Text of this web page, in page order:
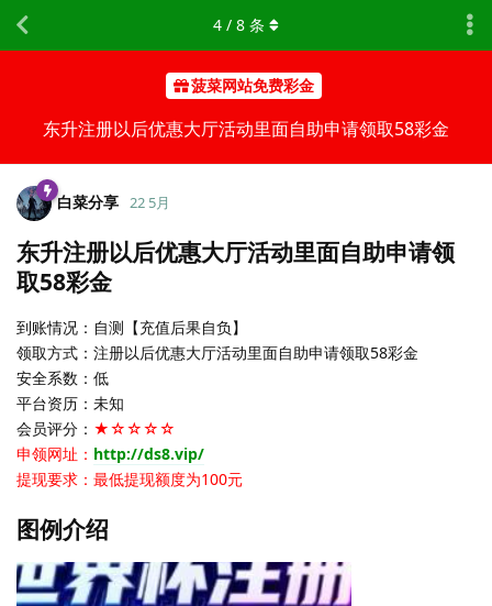
菠菜网站免费彩金
东升注册以后优惠大厅活动里面自助申请领取58彩金
4 / 8 条
白菜分享 22 5月
东升注册以后优惠大厅活动里面自助申请领
取58彩金
到账情况：自测【充值后果自负】
领取方式：注册以后优惠大厅活动里面自助申请领取58彩金
安全系数：低
平台资历：未知
会员评分： ★☆☆☆☆
申领网址： http://ds8.vip/
提现要求：最低提现额度为100元
图例介绍